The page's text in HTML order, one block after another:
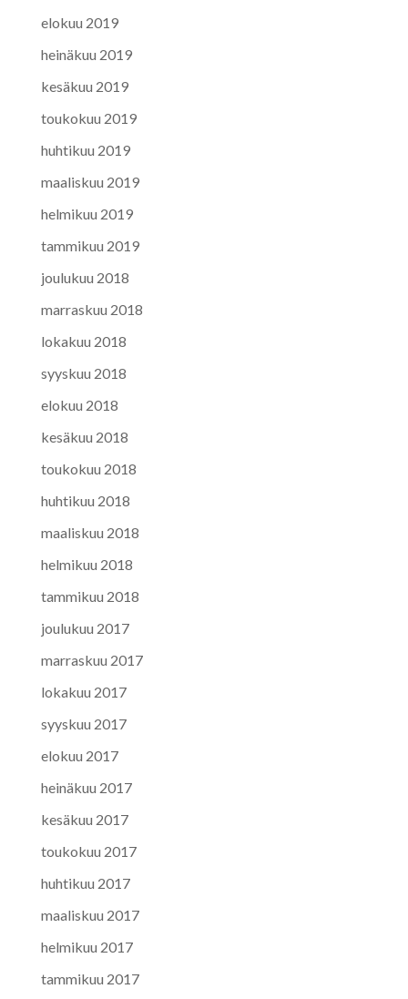
elokuu 2019
heinäkuu 2019
kesäkuu 2019
toukokuu 2019
huhtikuu 2019
maaliskuu 2019
helmikuu 2019
tammikuu 2019
joulukuu 2018
marraskuu 2018
lokakuu 2018
syyskuu 2018
elokuu 2018
kesäkuu 2018
toukokuu 2018
huhtikuu 2018
maaliskuu 2018
helmikuu 2018
tammikuu 2018
joulukuu 2017
marraskuu 2017
lokakuu 2017
syyskuu 2017
elokuu 2017
heinäkuu 2017
kesäkuu 2017
toukokuu 2017
huhtikuu 2017
maaliskuu 2017
helmikuu 2017
tammikuu 2017